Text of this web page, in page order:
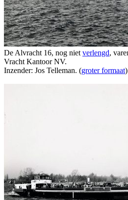
De Alvracht 16, nog niet verlengd,
Vracht Kantoor NV.
Inzender: Jos Telleman. (groter formaat)